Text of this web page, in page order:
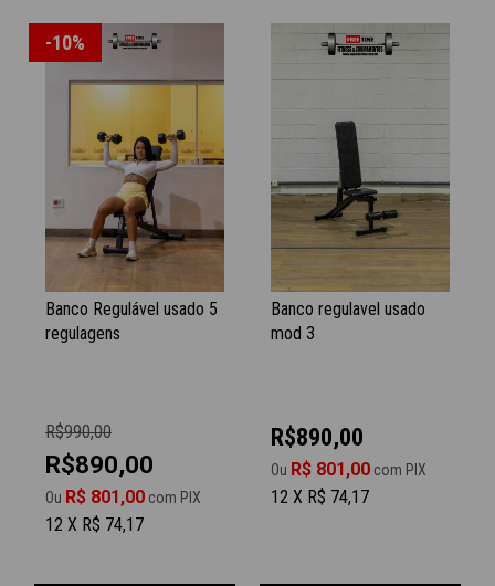
-10%
Banco Regulável usado 5
regulagens
R$990,00
R$890,00
Ou R$ 801,00 com PIX
12 X R$ 74,17
Banco regulavel usado
mod 3
R$890,00
Ou R$ 801,00 com PIX
12 X R$ 74,17